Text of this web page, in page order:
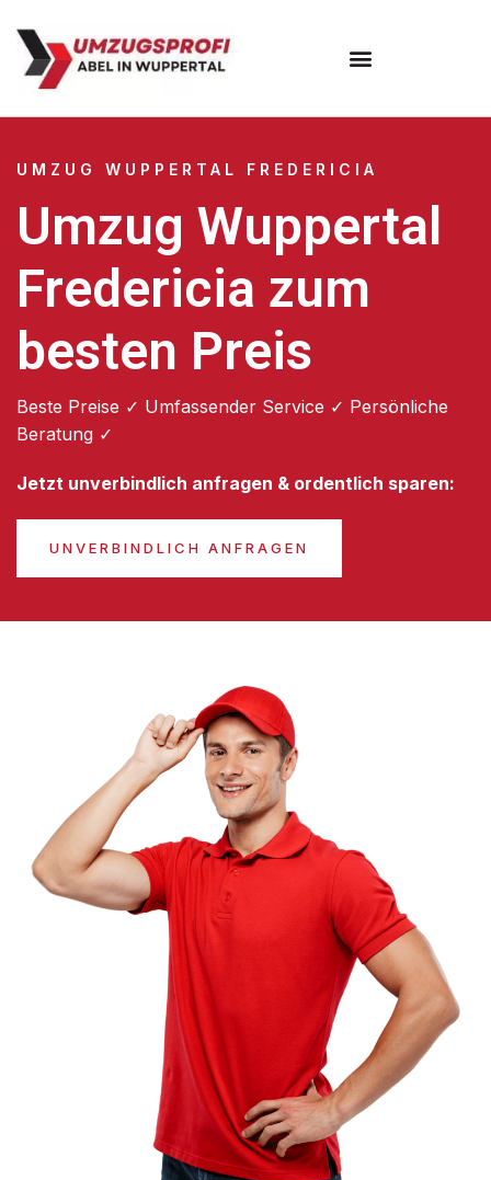
UMZUG WUPPERTAL FREDERICIA
Umzug Wuppertal
Fredericia zum
besten Preis
Beste Preise ✓ Umfassender Service ✓ Persönliche
Beratung ✓
Jetzt unverbindlich anfragen & ordentlich sparen:
UNVERBINDLICH ANFRAGEN